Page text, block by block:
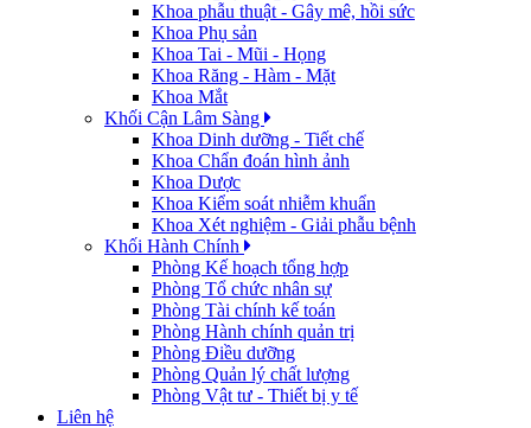
Khoa phẫu thuật - Gây mê, hồi sức
Khoa Phụ sản
Khoa Tai - Mũi - Họng
Khoa Răng - Hàm - Mặt
Khoa Mắt
Khối Cận Lâm Sàng
Khoa Dinh dưỡng - Tiết chế
Khoa Chẩn đoán hình ảnh
Khoa Dược
Khoa Kiểm soát nhiễm khuẩn
Khoa Xét nghiệm - Giải phẫu bệnh
Khối Hành Chính
Phòng Kế hoạch tổng hợp
Phòng Tổ chức nhân sự
Phòng Tài chính kế toán
Phòng Hành chính quản trị
Phòng Điều dưỡng
Phòng Quản lý chất lượng
Phòng Vật tư - Thiết bị y tế
Liên hệ